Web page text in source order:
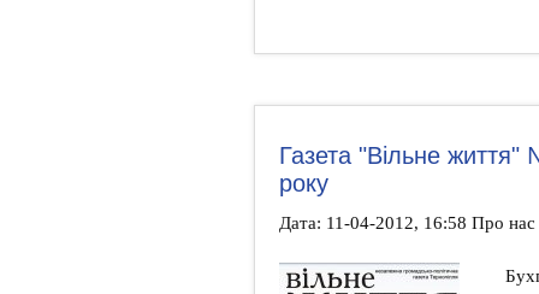
Газета "Вільне життя"
року
Дата: 11-04-2012, 16:58 Про